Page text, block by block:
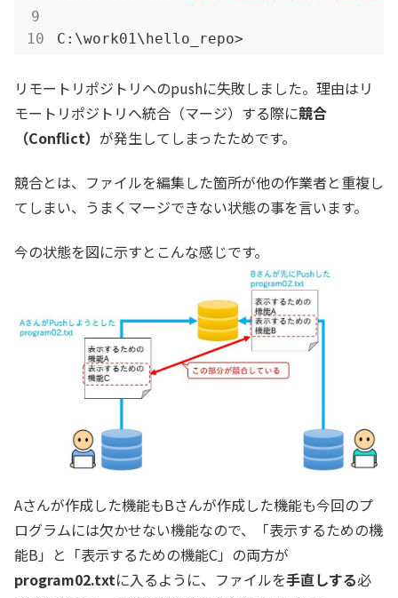
C:\work01\hello_repo>
リモートリポジトリへのpushに失敗しました。理由はリ
モートリポジトリへ統合（マージ）する際に競合
（Conflict） が発生してしまったためです。
競合とは、ファイルを編集した箇所が他の作業者と重複し
てしまい、うまくマージできない状態の事を言います。
今の状態を図に示すとこんな感じです。
Aさんが作成した機能もBさんが作成した機能も今回のプ
ログラムには欠かせない機能なので、「表示するための機
能B」と「表示するための機能C」の両方が
program02.txtに入るように、ファイルを手直しする必